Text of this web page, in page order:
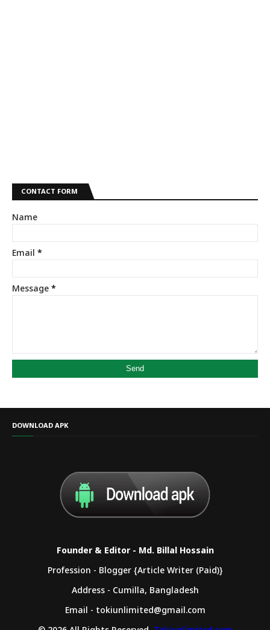
CONTACT FORM
Name
Email *
Message *
DOWNLOAD APK
Founder & Editor - Md. Billal Hossain
Profession - Blogger {Article Writer (Paid)}
Address - Cumilla, Bangladesh
Email - tokiunlimited@gmail.com